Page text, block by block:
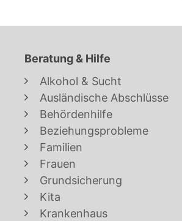
Beratung & Hilfe
Alkohol & Sucht
Ausländische Abschlüsse
Behördenhilfe
Beziehungsprobleme
Familien
Frauen
Grundsicherung
Kita
Krankenhaus